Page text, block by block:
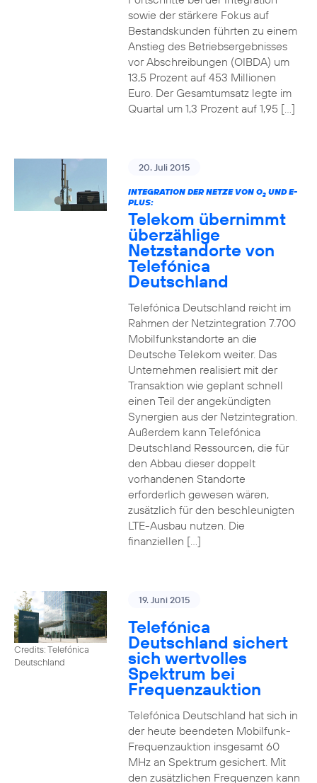
sowie der stärkere Fokus auf
Bestandskunden führten zu einem
Anstieg des Betriebsergebnisses
vor Abschreibungen (OIBDA) um
13,5 Prozent auf 453 Millionen
Euro. Der Gesamtumsatz legte im
Quartal um 1,3 Prozent auf 1,95 […]
20. Juli 2015
INTEGRATION DER NETZE VON O2UND E-
PLUS:
Telekom übernimmt
überzählige
Netzstandorte von
Telefónica
Deutschland
Telefónica Deutschland reicht im
Rahmen der Netzintegration 7.700
Mobilfunkstandorte an die
Deutsche Telekom weiter. Das
Unternehmen realisiert mit der
Transaktion wie geplant schnell
einen Teil der angekündigten
Synergien aus der Netzintegration.
Außerdem kann Telefónica
Deutschland Ressourcen, die für
den Abbau dieser doppelt
vorhandenen Standorte
erforderlich gewesen wären,
zusätzlich für den beschleunigten
LTE-Ausbau nutzen. Die
finanziellen […]
Credits: Telefónica
Deutschland
19. Juni 2015
Telefónica
Deutschland sichert
sich wertvolles
Spektrum bei
Frequenzauktion
Telefónica Deutschland hat sich in
der heute beendeten Mobilfunk-
Frequenzauktion insgesamt 60
MHz an Spektrum gesichert. Mit
den zusätzlichen Frequenzen kann